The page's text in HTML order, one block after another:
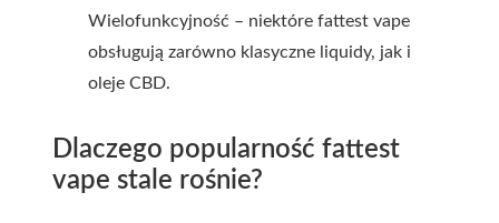
Wielofunkcyjność – niektóre fattest vape
obsługują zarówno klasyczne liquidy, jak i
oleje CBD.
Dlaczego popularność fattest
vape stale rośnie?